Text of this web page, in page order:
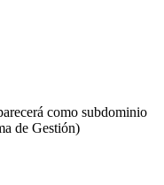
como subdominio
de Gestión)